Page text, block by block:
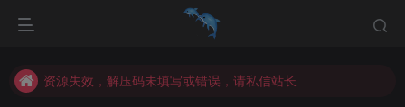
资源失效，解压码未填写或错误，请私信站长
资源失效，解压码未填写或错误，请私信站长